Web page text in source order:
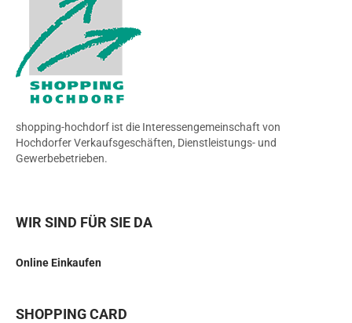
shopping-hochdorf ist die Interessengemeinschaft von
Hochdorfer Verkaufsgeschäften, Dienstleistungs- und
Gewerbebetrieben.
WIR SIND FÜR SIE DA
Online Einkaufen
SHOPPING CARD